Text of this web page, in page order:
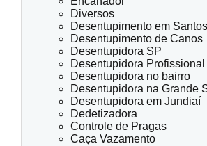
Diversos
Desentupimento em Santos
Desentupimento de Canos
Desentupidora SP
Desentupidora Profissional
Desentupidora no bairro
Desentupidora na Grande
Desentupidora em Jundiaí
Dedetizadora
Controle de Pragas
Caça Vazamento